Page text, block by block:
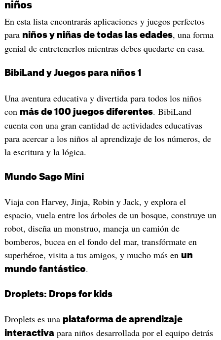
niños
En esta lista encontrarás aplicaciones y juegos perfectos
para niños y niñas de todas las edades, una forma
genial de entretenerlos mientras debes quedarte en casa.
BibiLand y Juegos para niños 1
Una aventura educativa y divertida para todos los niños
con más de 100 juegos diferentes. BibiLand
cuenta con una gran cantidad de actividades educativas
para acercar a los niños al aprendizaje de los números, de
la escritura y la lógica.
Mundo Sago Mini
Viaja con Harvey, Jinja, Robin y Jack, y explora el
espacio, vuela entre los árboles de un bosque, construye un
robot, diseña un monstruo, maneja un camión de
bomberos, bucea en el fondo del mar, transfórmate en
superhéroe, visita a tus amigos, y mucho más en un
mundo fantástico.
Droplets: Drops for kids
Droplets es una plataforma de aprendizaje
interactivapara niños desarrollada por el equipo detrás